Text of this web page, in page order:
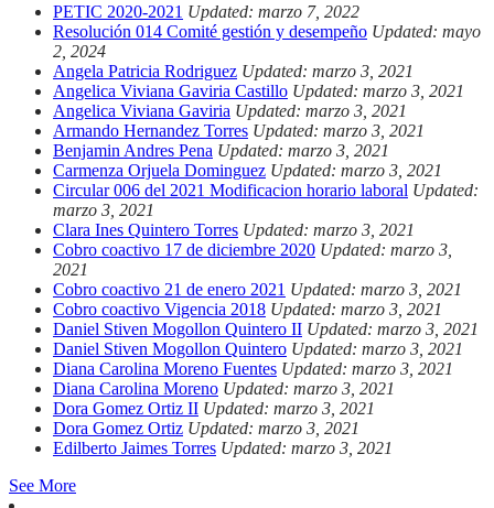
PETIC 2020-2021 Updated: marzo 7, 2022
Resolución 014 Comité gestión y desempeño Updated: mayo
2, 2024
Angela Patricia Rodriguez Updated: marzo 3, 2021
Angelica Viviana Gaviria Castillo Updated: marzo 3, 2021
Angelica Viviana Gaviria Updated: marzo 3, 2021
Armando Hernandez Torres Updated: marzo 3, 2021
Benjamin Andres Pena Updated: marzo 3, 2021
Carmenza Orjuela Dominguez Updated: marzo 3, 2021
Circular 006 del 2021 Modificacion horario laboral Updated:
marzo 3, 2021
Clara Ines Quintero Torres Updated: marzo 3, 2021
Cobro coactivo 17 de diciembre 2020 Updated: marzo 3,
2021
Cobro coactivo 21 de enero 2021 Updated: marzo 3, 2021
Cobro coactivo Vigencia 2018 Updated: marzo 3, 2021
Daniel Stiven Mogollon Quintero II Updated: marzo 3, 2021
Daniel Stiven Mogollon Quintero Updated: marzo 3, 2021
Diana Carolina Moreno Fuentes Updated: marzo 3, 2021
Diana Carolina Moreno Updated: marzo 3, 2021
Dora Gomez Ortiz II Updated: marzo 3, 2021
Dora Gomez Ortiz Updated: marzo 3, 2021
Edilberto Jaimes Torres Updated: marzo 3, 2021
See More